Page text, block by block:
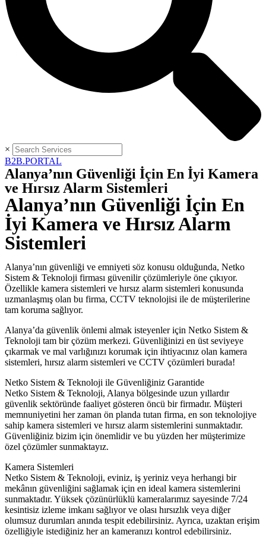
×
B2B.PORTAL
Alanya’nın Güvenliği İçin En İyi Kamera
ve Hırsız Alarm Sistemleri
Alanya’nın Güvenliği İçin En
İyi Kamera ve Hırsız Alarm
Sistemleri
Alanya’nın güvenliği ve emniyeti söz konusu olduğunda, Netko
Sistem & Teknoloji firması güvenilir çözümleriyle öne çıkıyor.
Özellikle kamera sistemleri ve hırsız alarm sistemleri konusunda
uzmanlaşmış olan bu firma, CCTV teknolojisi ile de müşterilerine
tam koruma sağlıyor.
Alanya’da güvenlik önlemi almak isteyenler için Netko Sistem &
Teknoloji tam bir çözüm merkezi. Güvenliğinizi en üst seviyeye
çıkarmak ve mal varlığınızı korumak için ihtiyacınız olan kamera
sistemleri, hırsız alarm sistemleri ve CCTV çözümleri burada!
Netko Sistem & Teknoloji ile Güvenliğiniz Garantide
Netko Sistem & Teknoloji, Alanya bölgesinde uzun yıllardır
güvenlik sektöründe faaliyet gösteren öncü bir firmadır. Müşteri
memnuniyetini her zaman ön planda tutan firma, en son teknolojiye
sahip kamera sistemleri ve hırsız alarm sistemlerini sunmaktadır.
Güvenliğiniz bizim için önemlidir ve bu yüzden her müşterimize
özel çözümler sunmaktayız.
Kamera Sistemleri
Netko Sistem & Teknoloji, eviniz, iş yeriniz veya herhangi bir
mekânın güvenliğini sağlamak için en ideal kamera sistemlerini
sunmaktadır. Yüksek çözünürlüklü kameralarımız sayesinde 7/24
kesintisiz izleme imkanı sağlıyor ve olası hırsızlık veya diğer
olumsuz durumları anında tespit edebilirsiniz. Ayrıca, uzaktan erişim
özelliğiyle istediğiniz her an kameranızı kontrol edebilirsiniz.